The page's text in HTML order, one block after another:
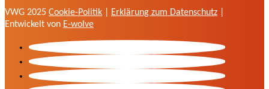
VWG 2025 Cookie-Politik Erklärung zum Datenschutz
Entwickelt von E-wolve